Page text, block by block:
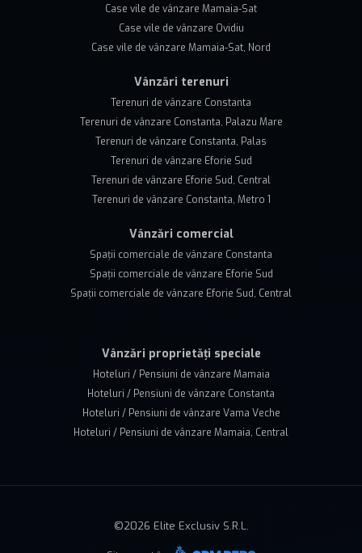
Case vile de vânzare Mamaia-Sat
Case vile de vânzare Ovidiu
Case vile de vânzare Mamaia-Sat, Nord
Vânzări terenuri
Terenuri de vânzare Constanta
Terenuri de vânzare Constanta, Palazu Mare
Terenuri de vânzare Constanta, Palas
Terenuri de vânzare Eforie Sud
Terenuri de vânzare Eforie Sud, Central
Terenuri de vânzare Constanta, Metro 1
Vânzări comercial
Spații comerciale de vânzare Constanta
Spații comerciale de vânzare Eforie Sud
Spații comerciale de vânzare Eforie Sud, Central
Vânzări proprietăți speciale
Hoteluri / Pensiuni de vânzare Mamaia
Hoteluri / Pensiuni de vânzare Constanta
Hoteluri / Pensiuni de vânzare Vama Veche
Hoteluri / Pensiuni de vânzare Mamaia, Central
©2026 Elite Exclusiv S.R.L.